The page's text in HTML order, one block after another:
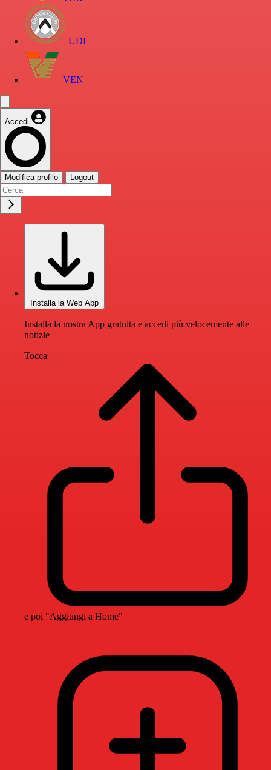
UDI
VEN
Accedi
Modifica profilo Logout
Installa la Web App
Installa la nostra App gratuita e accedi più velocemente alle
notizie
Tocca
e poi "Aggiungi a Home"